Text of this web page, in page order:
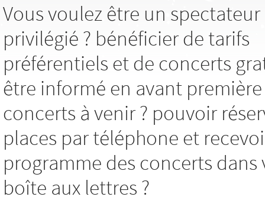
Vous voulez être un spectateur
privilégié ? bénéficier de tarifs
préférentiels et de concerts
être informé en avant
concerts à venir ? pouvoir
places par téléphone et
programme des concerts dans
boîte aux lettres ?